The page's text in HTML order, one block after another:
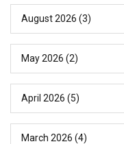
August 2026 (3)
May 2026 (2)
April 2026 (5)
March 2026 (4)